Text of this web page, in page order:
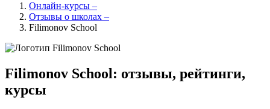
Онлайн-курсы –
Отзывы о школах –
Filimonov School
Filimonov School: отзывы, рейтинги,
курсы